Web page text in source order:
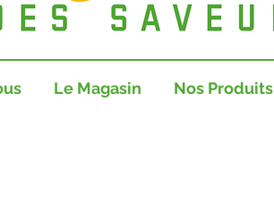
Le Magasin Nos Produits